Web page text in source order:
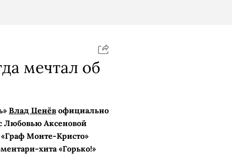
мечтал об
Влад Ценёв официально
Любовью Аксеновой
Монте-­Кристо»
хита «Горько!»